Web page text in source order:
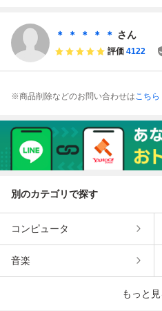
＊ ＊ ＊ ＊ ＊ さん
評価 4122
※商品削除などのお問い合わせはこちら
別のカテゴリで探す
コンピュータ
音楽
もっと見